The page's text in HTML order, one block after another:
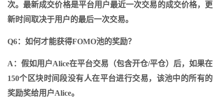
次。最新成交价格是平台用户最近一次交易的成交价格，更
新时间取决于用户的最后一次交易。
Q6：如何才能获得FOMO池的奖励？
A：假如用户Alice在平台交易（包含开仓/平仓）后，如果在
150个区块时间段没有人在平台进行交易，该池中的所有的
奖励奖给用户Alice。